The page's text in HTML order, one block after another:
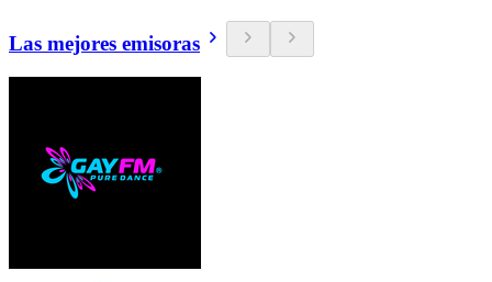
Las mejores emisoras